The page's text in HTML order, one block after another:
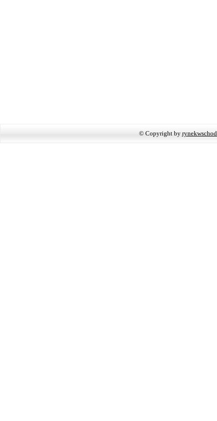
© Copyright by